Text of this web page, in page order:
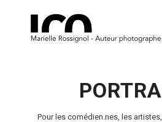
Pour les comédien.nes, les